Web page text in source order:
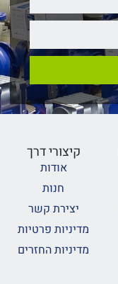
קיצורי דרך
אודות
חנות
יצירת קשר
מדיניות פרטיות
מדיניות החזרים